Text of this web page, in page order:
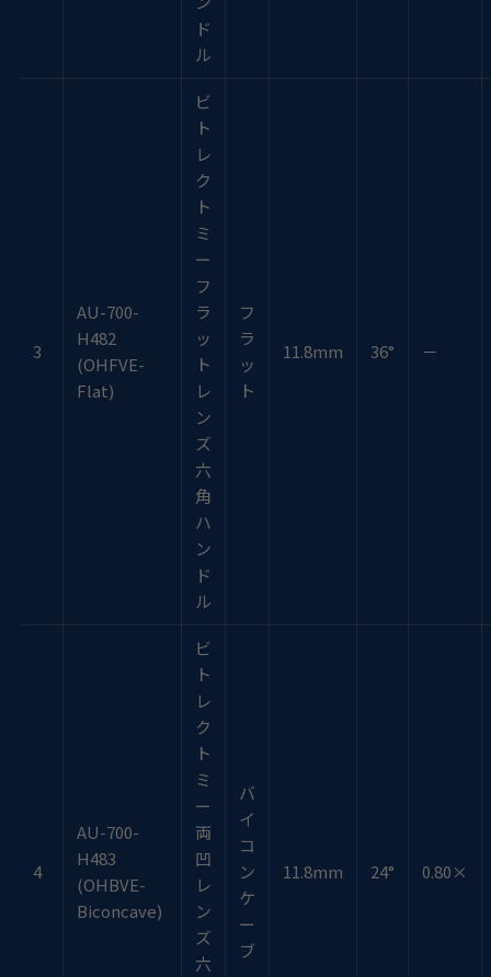
ド
ル
3
AU-700-
H482
(OHFVE-
Flat)
ビ
ト
レ
ク
ト
ミ
ー
フ
ラ
ッ
ト
レ
ン
ズ
六
角
ハ
ン
ド
ル
フ
ラ
ッ
ト
11.8mm 36° －
4
AU-700-
H483
(OHBVE-
Biconcave)
ビ
ト
レ
ク
ト
ミ
ー
両
凹
レ
ン
ズ
六
バ
イ
コ
ン
ケ
ー
ブ
11.8mm 24° 0.80×